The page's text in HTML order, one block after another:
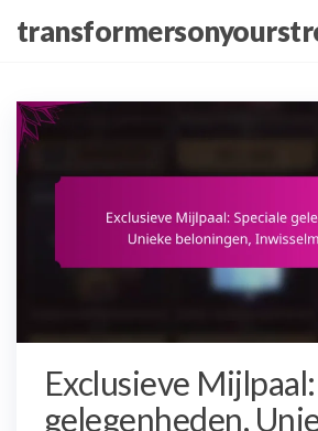
content
Exclusieve
gelegenheden,